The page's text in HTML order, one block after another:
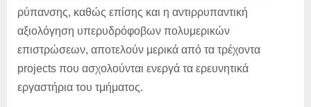
ρύπανσης, καθώς επίσης και η αντιρρυπαντική
αξιολόγηση υπερυδρόφοβων πολυμερικών
επιστρώσεων, αποτελούν μερικά από τα τρέχοντα
projects που ασχολούνται ενεργά τα ερευνητικά
εργαστήρια του τμήματος.